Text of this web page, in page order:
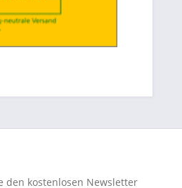
den kostenlosen Newsletter